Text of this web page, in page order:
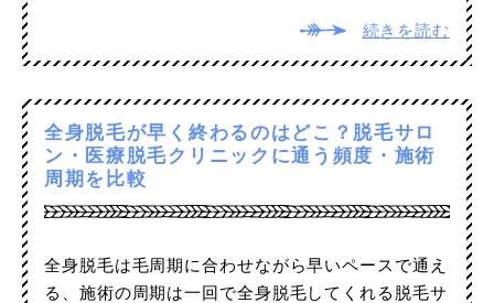
続きを読む
全身脱毛が早く終わるのはどこ？脱毛サロ
ン・医療脱毛クリニックに通う頻度・施術
周期を比較
全身脱毛は毛周期に合わせながら早いペースで通え
る、施術の周期は一回で全身脱毛してくれる脱毛サ